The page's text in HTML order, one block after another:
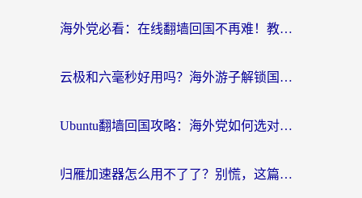
海外党必看：在线翻墙回国不再难！教你选对加速器无缝刷国内资源
云极和六毫秒好用吗？海外游子解锁国内资源的真实答案
Ubuntu翻墙回国攻略：海外党如何选对加速器，无缝刷国内剧玩游戏？
归雁加速器怎么用不了了？别慌，这篇指南教你如何丝滑“回家”